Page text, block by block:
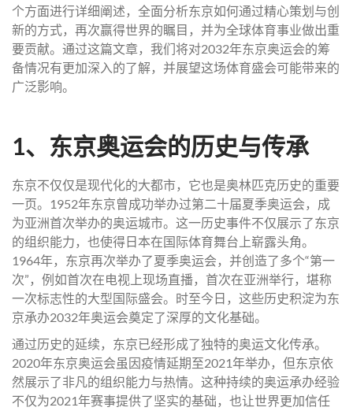
个方面进行详细阐述，全面分析东京如何通过精心策划与创
新的方式，再次赢得世界的瞩目，并为全球体育事业做出重
要贡献。通过这篇文章，我们将对2032年东京奥运会的筹
备情况有更加深入的了解，并展望这场体育盛会可能带来的
广泛影响。
1、东京奥运会的历史与传承
东京不仅仅是现代化的大都市，它也是奥林匹克历史的重要
一页。1952年东京曾成功举办过第二十届夏季奥运会，成
为亚洲首次举办的奥运城市。这一历史事件不仅展示了东京
的组织能力，也使得日本在国际体育舞台上崭露头角。
1964年，东京再次举办了夏季奥运会，并创造了多个“第一
次”，例如首次在电视上现场直播，首次在亚洲举行，堪称
一次标志性的大型国际盛会。时至今日，这些历史积淀为东
京承办2032年奥运会奠定了深厚的文化基础。
通过历史的延续，东京已经形成了独特的奥运文化传承。
2020年东京奥运会虽因疫情延期至2021年举办，但东京依
然展示了非凡的组织能力与热情。这种持续的奥运承办经验
不仅为2021年赛事提供了坚实的基础，也让世界更加信任